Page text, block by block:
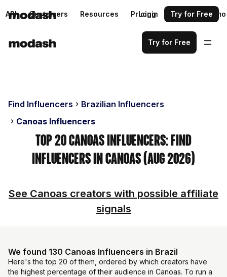
API Customers Resources Pricing Request a demo
Login Try for Free
Try for Free
Find Influencers
Brazilian Influencers
Canoas Influencers
Top 20 Canoas Influencers: Find
Influencers in Canoas (Aug 2026)
See Canoas creators with possible affiliate
signals
We found 130 Canoas Influencers in Brazil
Here's the top 20 of them, ordered by which creators have
the highest percentage of their audience in Canoas. To run a